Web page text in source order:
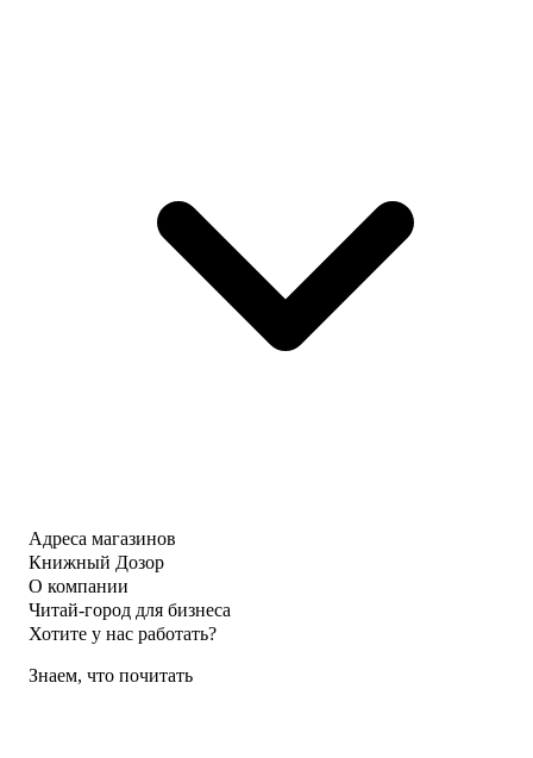
Адреса магазинов
Книжный Дозор
О компании
Читай-город для бизнеса
Хотите у нас работать?
Знаем, что почитать